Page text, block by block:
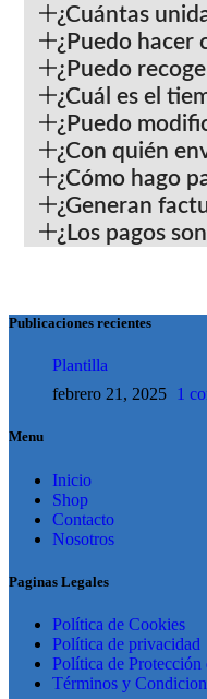
¿Cuántas
¿Puedo hacer
¿Puedo
¿Cuál es el
¿Puedo
¿Con quién
¿Cómo hago
¿Generan
¿Los pagos
Publicaciones recientes
Plantilla
febrero 21, 2025 1
Menu
Inicio
Shop
Contacto
Nosotros
Paginas Legales
Política de Cookies
Política de privacidad
Política de Protección
Términos y